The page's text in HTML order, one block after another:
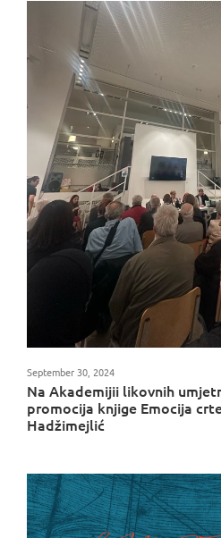
Na Akademijii likovnih
promocija knjige Emocija
Hadžimejlić
September 30, 2024